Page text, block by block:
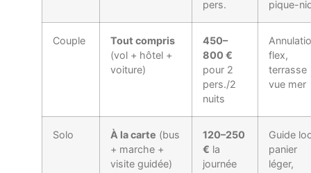
pers.
pique-
Couple
Tout compris
(vol + hôtel +
voiture)
450–
800 €
pour 2
pers./2
nuits
flex,
terrasse
vue mer
Solo À la carte (bus
+ marche +
visite guidée)
120–250
€ la
journée
Guide
panier
léger,